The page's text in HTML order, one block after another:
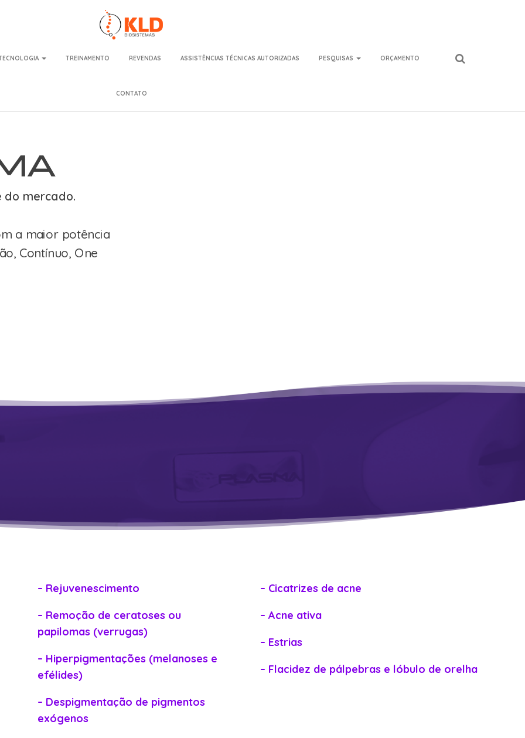
TREINAMENTO REVENDAS ASSISTÊNCIAS TÉCNICAS AUTORIZADAS PESQUISAS ORÇAMENTO
CONTATO
do mercado.
a maior potência
Contínuo, One
– Rejuvenescimento
– Remoção de ceratoses ou
papilomas (verrugas)
– Hiperpigmentações (melanoses e
efélides)
– Despigmentação de pigmentos
exógenos
– Cicatrizes de acne
– Acne ativa
– Estrias
– Flacidez de pálpebras e lóbulo de orelha